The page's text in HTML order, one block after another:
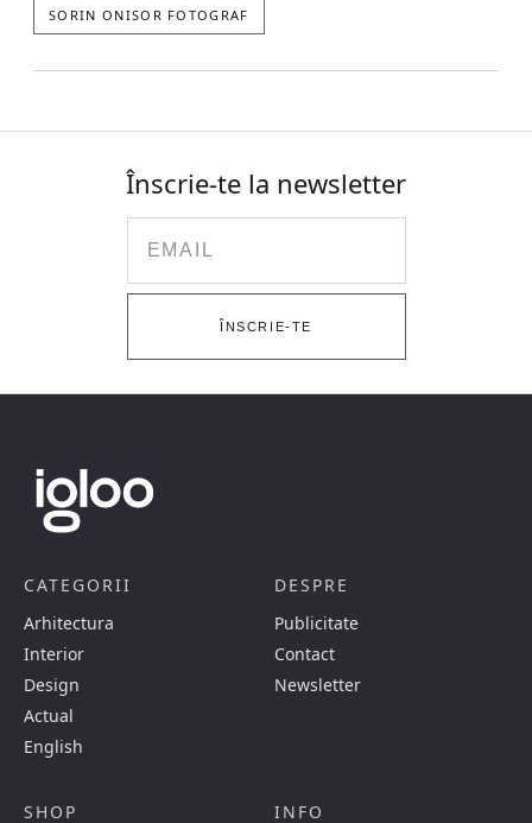
SORIN ONISOR FOTOGRAF
Înscrie-te la newsletter
ÎNSCRIE-TE
CATEGORII
Arhitectura
Interior
Design
Actual
English
DESPRE
Publicitate
Contact
Newsletter
SHOP INFO